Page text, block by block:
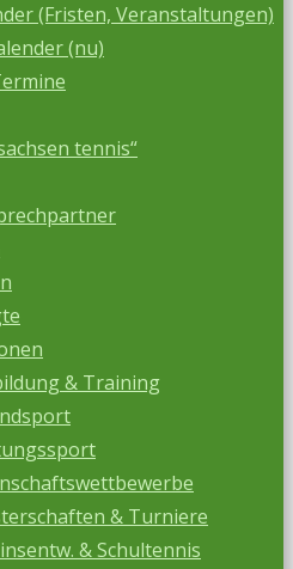
(Fristen, Veranstaltungen)
(nu)
tennis“
& Training
& Turniere
& Schultennis